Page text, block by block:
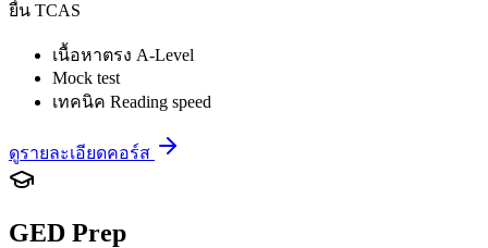
ยื่น TCAS
เนื้อหาตรง A-Level
Mock test
เทคนิค Reading speed
ดูรายละเอียดคอร์ส
GED Prep